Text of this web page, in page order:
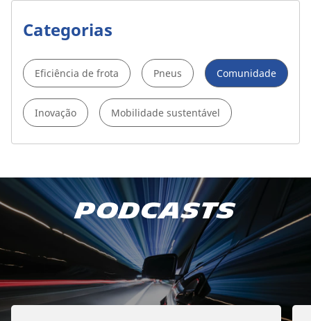
Categorias
Eficiência de frota Pneus Comunidade
Inovação Mobilidade sustentável
Podcasts
Descobrir os nossos
podcasts
Apple Podcast
Spotify